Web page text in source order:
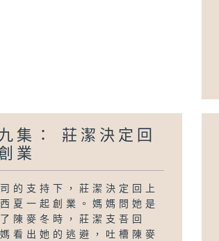
集： 莊潔決定回
業
的支持下，莊潔決定回上
夏一起創業。媽媽問她是
陳麥冬時，莊潔支吾回
看出她的逃避，吐槽陳麥